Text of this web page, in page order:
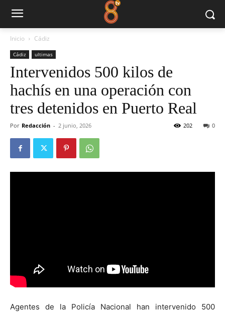
Inicio Cádiz
Cádiz ultimas
Intervenidos 500 kilos de
hachís en una operación con
tres detenidos en Puerto Real
Por Redacción - 2 junio, 2026 0
202
Agentes de la Policía Nacional han intervenido 500